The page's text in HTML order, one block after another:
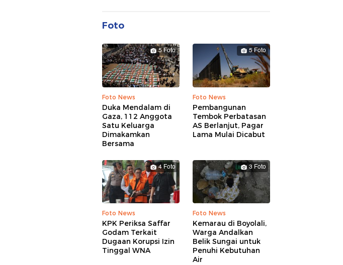
Foto
5 Foto
Foto News
Duka Mendalam di
Gaza, 112 Anggota
Satu Keluarga
Dimakamkan
Bersama
5 Foto
Foto News
Pembangunan
Tembok Perbatasan
AS Berlanjut, Pagar
Lama Mulai Dicabut
4 Foto
Foto News
KPK Periksa Saffar
Godam Terkait
Dugaan Korupsi Izin
Tinggal WNA
3 Foto
Foto News
Kemarau di Boyolali,
Warga Andalkan
Belik Sungai untuk
Penuhi Kebutuhan
Air